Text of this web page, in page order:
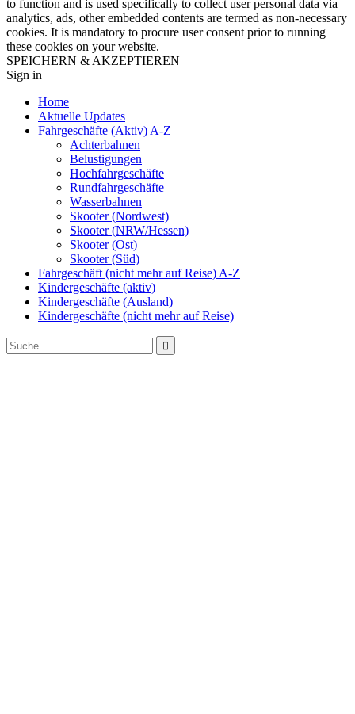
to function and is used specifically to collect user personal data via
analytics, ads, other embedded contents are termed as non-necessary
cookies. It is mandatory to procure user consent prior to running
these cookies on your website.
SPEICHERN & AKZEPTIEREN
Sign in
Home
Aktuelle Updates
Fahrgeschäfte (Aktiv) A-Z
Achterbahnen
Belustigungen
Hochfahrgeschäfte
Rundfahrgeschäfte
Wasserbahnen
Skooter (Nordwest)
Skooter (NRW/Hessen)
Skooter (Ost)
Skooter (Süd)
Fahrgeschäft (nicht mehr auf Reise) A-Z
Kindergeschäfte (aktiv)
Kindergeschäfte (Ausland)
Kindergeschäfte (nicht mehr auf Reise)